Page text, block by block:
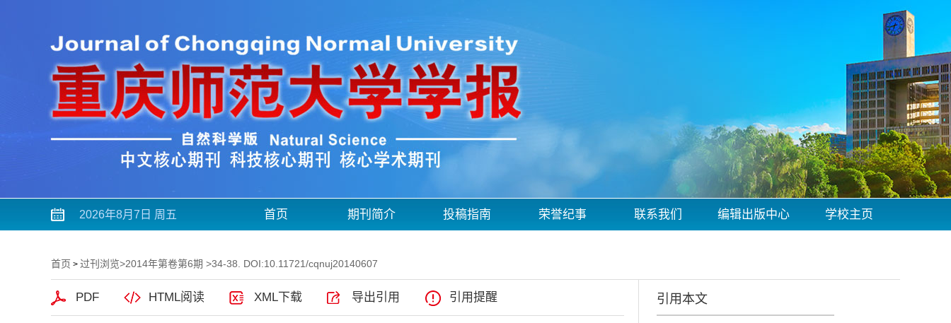
2026年8月7日 周五 首页 期刊简介 投稿指南 荣誉纪事 联系我们 编辑出版中心 学校主页
首页 > 过刊浏览>2014年第卷第6期 >34-38. DOI:10.11721/cqnuj20140607
PDF HTML阅读 XML下载 导出引用 引用提醒 引用本文